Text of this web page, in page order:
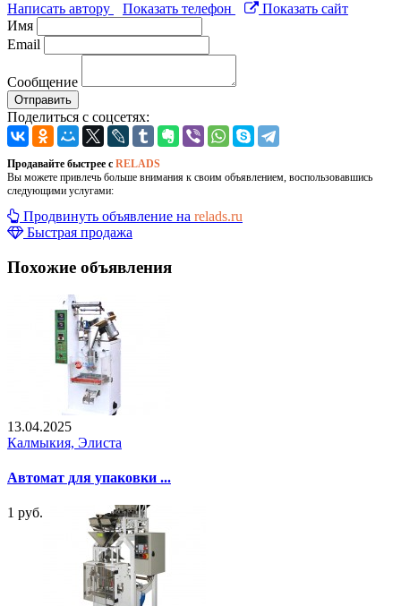
Написать автору Показать телефон
Показать сайт
Имя
Email
Сообщение
Отправить
Поделиться с соцсетях:
Продавайте быстрее с RELADS
Вы можете привлечь больше внимания к своим объявлением, воспользовавшись
следующими услугами:
Продвинуть объявление на relads.ru
Быстрая продажа
Похожие объявления
13.04.2025
Калмыкия, Элиста
Автомат для упаковки ...
1 руб.